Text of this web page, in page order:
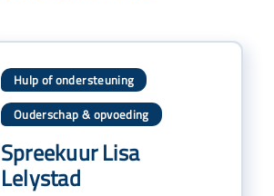
Hulp of ondersteuning
Ouderschap & opvoeding
Spreekuur Lisa
Lelystad